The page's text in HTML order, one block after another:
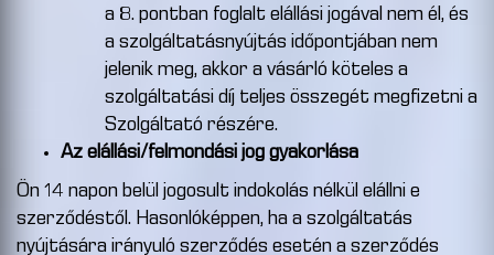
a 8. pontban foglalt elállási jogával nem él, és
a szolgáltatásnyújtás időpontjában nem
jelenik meg, akkor a vásárló köteles a
szolgáltatási díj teljes összegét megfizetni a
Szolgáltató részére.
Az elállási/felmondási jog gyakorlása
Ön 14 napon belül jogosult indokolás nélkül elállni e
szerződéstől. Hasonlóképpen, ha a szolgáltatás
nyújtására irányuló szerződés esetén a szerződés